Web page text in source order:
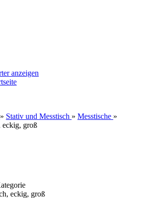
anzeigen
» Stativ und Messtisch » Messtische »
eckig, groß